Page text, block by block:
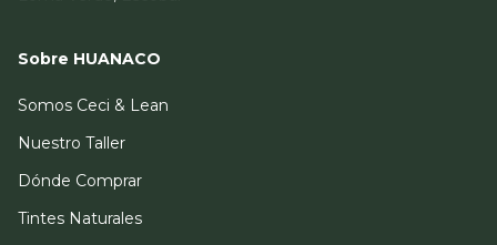
Sobre HUANACO
Somos Ceci & Lean
Nuestro Taller
Dónde Comprar
Tintes Naturales